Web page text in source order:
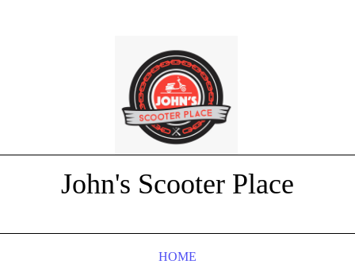
John's Scooter Place
HOME